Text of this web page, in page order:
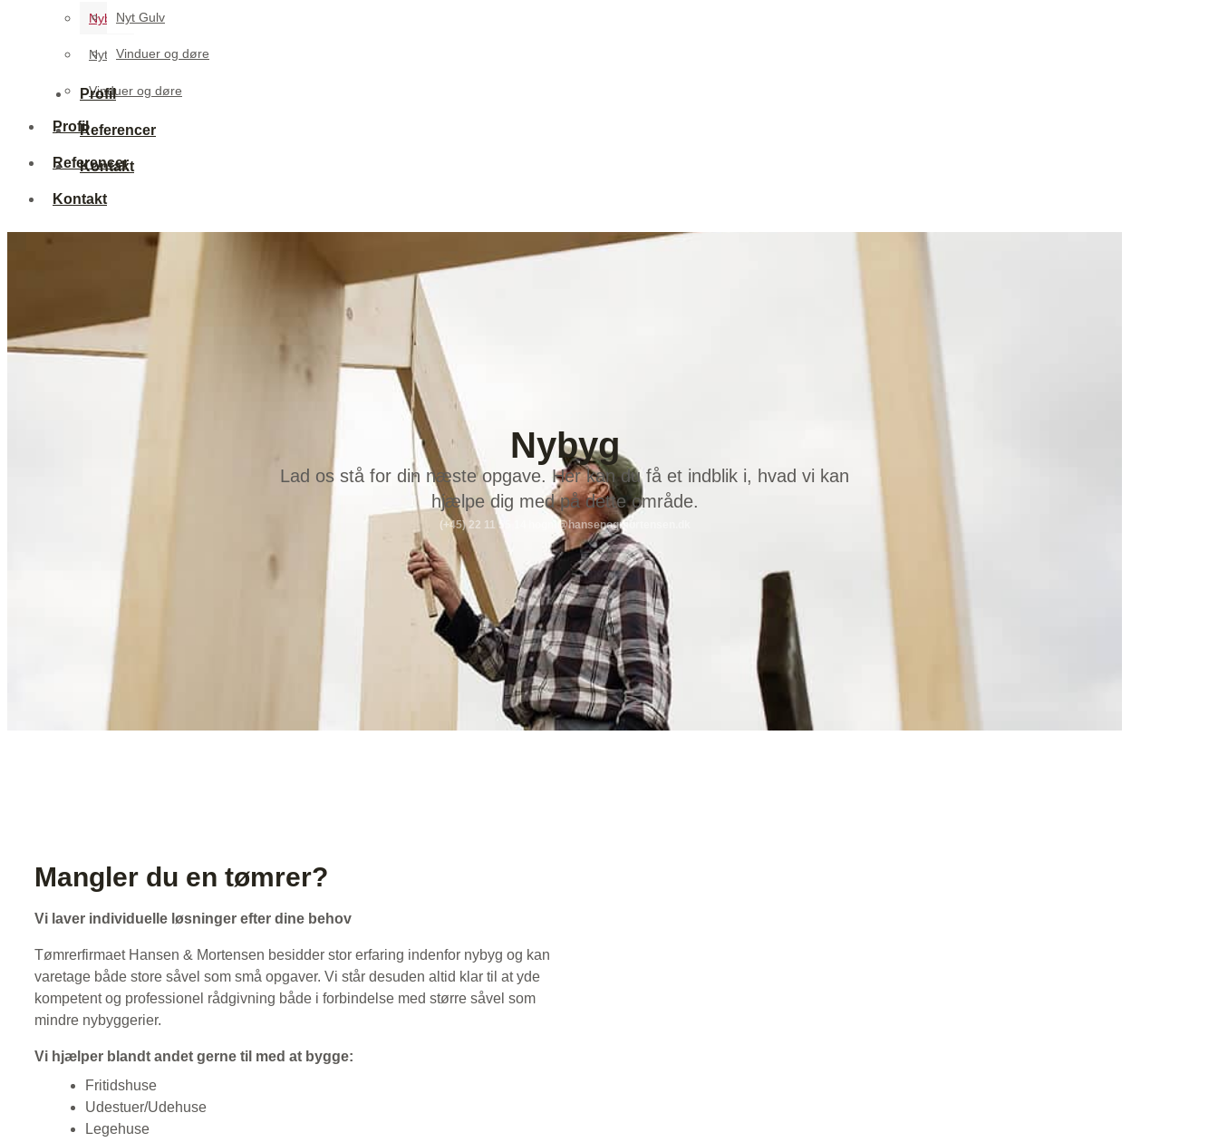
Nyt Gulv
Vinduer og døre
Profil
Referencer
Kontakt
Nybyg
Nyt Gulv
Vinduer og døre
Profil
Referencer
Kontakt
Nybyg
Lad os stå for din næste opgave. Her kan du få et indblik i, hvad vi kan
hjælpe dig med på dette område.
(+45) 22 11 55 14 hogm@hansenogmortensen.dk
Mangler du en tømrer?
​Vi laver individuelle løsninger efter dine behov
Tømrerfirmaet Hansen & Mortensen besidder stor erfaring indenfor nybyg og kan
varetage både store såvel som små opgaver. Vi står desuden altid klar til at yde
kompetent og professionel rådgivning både i forbindelse med større såvel som
mindre nybyggerier.
Vi hjælper blandt andet gerne til med at bygge:
Fritidshuse
Udestuer/Udehuse
Legehuse